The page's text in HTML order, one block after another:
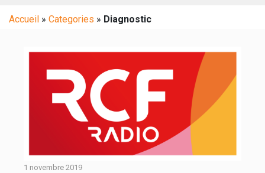
Accueil » Categories » Diagnostic
1 novembre 2019